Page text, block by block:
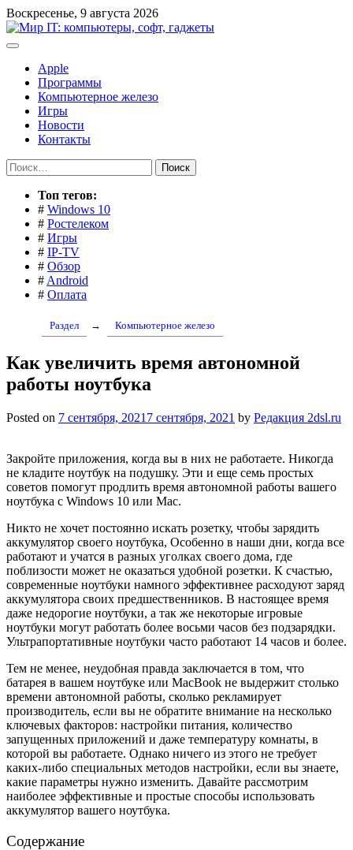
Перейти
к
содержимому
Воскресенье, 9 августа 2026
Apple
Программы
Компьютерное железо
Игры
Новости
Контакты
Найти:
Toп тегов:
# Windows 10
# Ростелеком
# Игры
# IP-TV
# Обзор
# Android
# Оплата
Раздел → Компьютерное железо
Как увеличить время автономной
работы ноутбука
Posted on 7 сентября, 2021 7 сентября, 2021 by Редакция 2dsl.ru
Закройте приложения, когда вы в них не работаете. Никогда
не кладите ноутбук на подушку. Эти и еще семь простых
советов помогут продлить время автономной работы вашего
ноутбука с Windows 10 или Mac.
Никто не хочет постоянно искать розетку, чтобы зарядить
аккумулятор своего ноутбука, Особенно в наши дни, когда все
работают и учатся в разных уголках своего дома, где
поблизости может не оказаться удобной розетки. К счастью,
современные ноутбуки намного эффективнее расходуют заряд
аккумулятора своих предшественников. В настоящее время
даже недорогие ноутбуки, а так же некоторые игровые
ноутбуки могут работать более восьми часов без подзарядки.
Ультрапортативные ноутбуки часто работают 14 часов и более.
Тем не менее, неудобная правда заключается в том, что
батарея в вашем ноутбуке или MacBook не выдержит столько
времени автономной работы, сколько рекламирует
производитель, если вы не обратите внимание на несколько
ключевых факторов: настройки питания, количество
запущенных приложений и даже температуру комнаты, в
которой вы работаете. Однако ничего из этого не требует
каких-либо специальных методов настройки, если вы знаете,
какие параметры нужно изменить. Давайте рассмотрим
наиболее эффективные и простые способы использовать
аккумулятор вашего ноутбука.
Содержание